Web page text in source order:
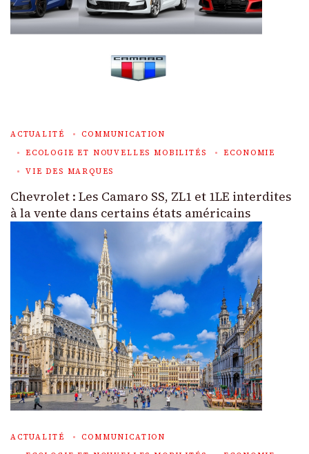
ACTUALITÉ
COMMUNICATION
ECOLOGIE ET NOUVELLES MOBILITÉS
ECONOMIE
VIE DES MARQUES
Chevrolet : Les Camaro SS, ZL1 et 1LE interdites
à la vente dans certains états américains
ACTUALITÉ
COMMUNICATION